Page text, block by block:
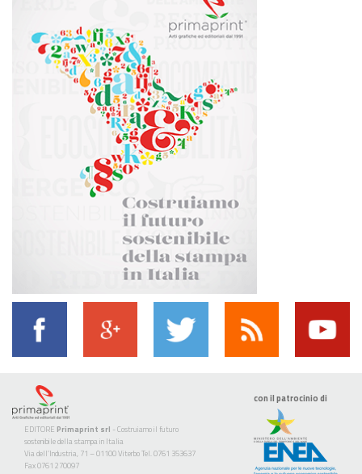
EDITORE Primaprint srl - Costruiamo il futuro
sostenibile della stampa in Italia
Via dell’Industria, 71 – 01100 Viterbo Tel. 0761 353637
Fax 0761 270097
con il patrocinio di